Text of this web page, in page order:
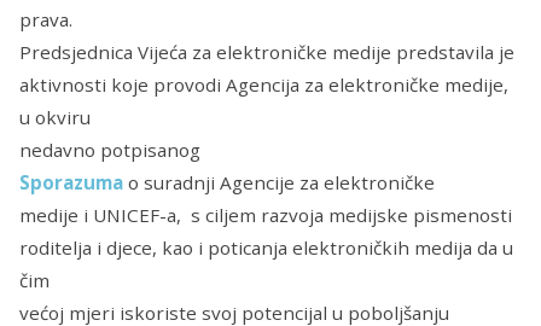
prava.
Predsjednica Vijeća za elektroničke medije predstavila je
aktivnosti koje provodi Agencija za elektroničke medije,
u okviru
nedavno potpisanog
Sporazuma o suradnji Agencije za elektroničke
medije i UNICEF-a, s ciljem razvoja medijske pismenosti
roditelja i djece, kao i poticanja elektroničkih medija da u
čim
većoj mjeri iskoriste svoj potencijal u poboljšanju